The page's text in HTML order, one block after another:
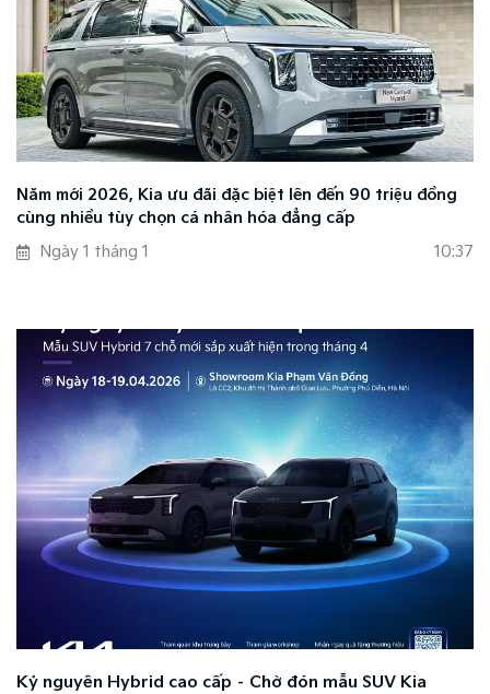
Năm mới 2026, Kia ưu đãi đặc biệt lên đến 90 triệu đồng
cùng nhiều tùy chọn cá nhân hóa đẳng cấp
Ngày 1 tháng 1
10:37
Kỷ nguyên Hybrid cao cấp – Chờ đón mẫu SUV Kia